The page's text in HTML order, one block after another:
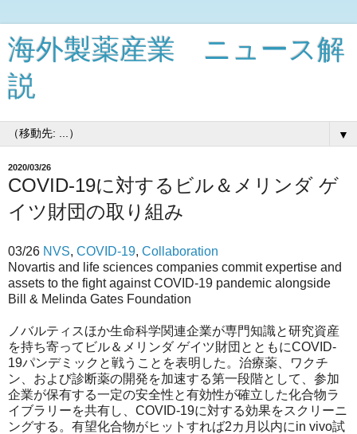
海外製薬産業 ニュース解
説
▼
2020/03/26
COVID-19に対するビル＆メリンダ ゲ
イツ財団の取り組み
03/26 NVS, COVID-19, Collaboration
Novartis and life sciences companies commit expertise and
assets to the fight against COVID-19 pandemic alongside
Bill & Melinda Gates Foundation
ノバルティスほか生命科学関連企業が専門知識と研究資産
を持ち寄ってビル＆メリンダ ゲイツ財団とともにCOVID-
19パンデミックと戦うことを表明した。治療薬、ワクチ
ン、および診断薬の開発を加速する第一段階として、参加
企業が保有する一定の安全性と有効性が確立した化合物ラ
イブラリーを共有し、COVID-19に対する効果をスクリーニ
ングする。有望化合物がヒットすれば2カ月以内にin vivo試